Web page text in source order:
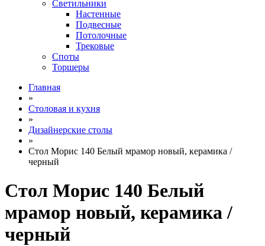
Светильники
Настенные
Подвесные
Потолочные
Трековые
Споты
Торшеры
Главная
»
Столовая и кухня
»
Дизайнерские столы
»
Стол Морис 140 Белый мрамор новый, керамика /
черный
Стол Морис 140 Белый
мрамор новый, керамика /
черный